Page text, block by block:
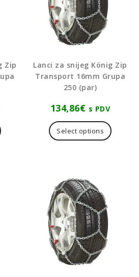
Zip
Lanci za snijeg König Zip
Transport 16mm Grupa
250 (par)
134,86€ s PDV
Select options